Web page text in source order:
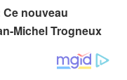
nouveau
Michel Trogneux